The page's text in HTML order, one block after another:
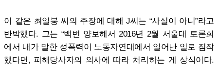
이 같은 최일붕 씨의 주장에 대해 J씨는 “사실이 아니”라고
반박했다. 그는 “백번 양보해서 2016년 2월 서울대 토론회
에서 내가 말한 성폭력이 노동자연대에서 일어난 일로 짐작
했다면, 피해당사자의 의사에 따라 처리하는 게 상식이다.